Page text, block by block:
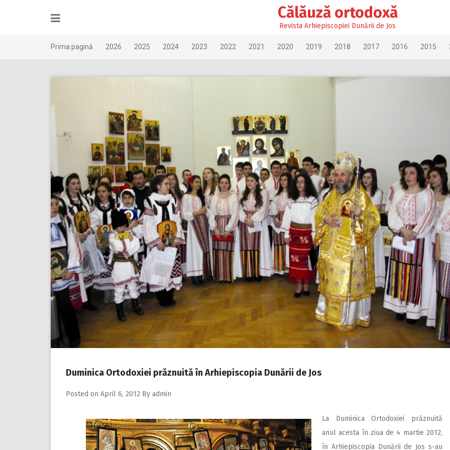
Călăuză ortodoxă
Revista Arhiepiscopiei Dunării de Jos
Prima pagină 2026 2025 2024 2023 2022 2021 2020 2019 2018 2017 2016 2015
Duminica Ortodoxiei prăznuită în Arhiepiscopia Dunării de Jos
Posted on April 6, 2012 By admin
La Duminica Ortodoxiei prăznuită
anul acesta în ziua de 4 martie 2012,
în Arhiepiscopia Dunării de Jos s-au